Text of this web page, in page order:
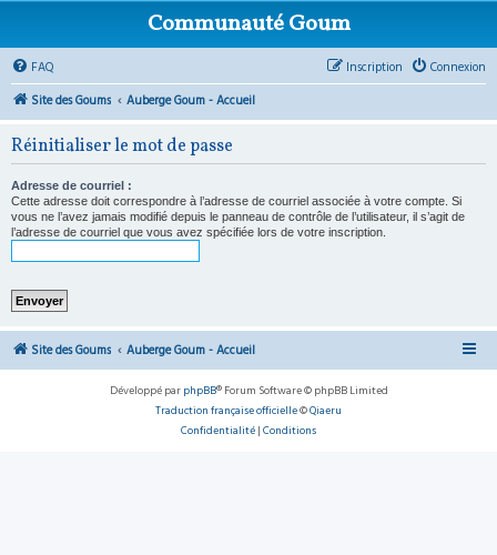
Communauté Goum
FAQ Connexion
Inscription
Site des Goums
Auberge Goum - Accueil
Réinitialiser le mot de passe
Adresse de courriel :
Cette adresse doit correspondre à l’adresse de courriel associée à votre compte. Si
vous ne l’avez jamais modifié depuis le panneau de contrôle de l’utilisateur, il s’agit de
l’adresse de courriel que vous avez spécifiée lors de votre inscription.
Site des Goums Auberge Goum - Accueil
Développé par phpBB® Forum Software © phpBB Limited
Traduction française officielle©Qiaeru
Confidentialité | Conditions